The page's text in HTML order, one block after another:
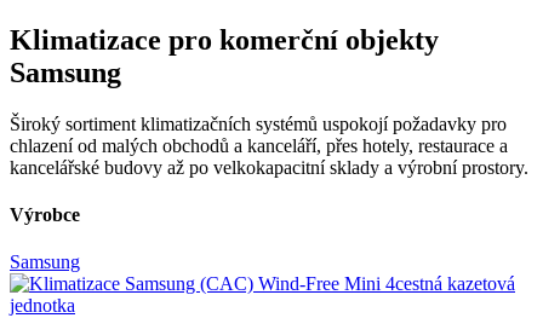
Klimatizace pro komerční objekty
Samsung
Široký sortiment klimatizačních systémů uspokojí požadavky pro
chlazení od malých obchodů a kanceláří, přes hotely, restaurace a
kancelářské budovy až po velkokapacitní sklady a výrobní prostory.
Výrobce
Samsung